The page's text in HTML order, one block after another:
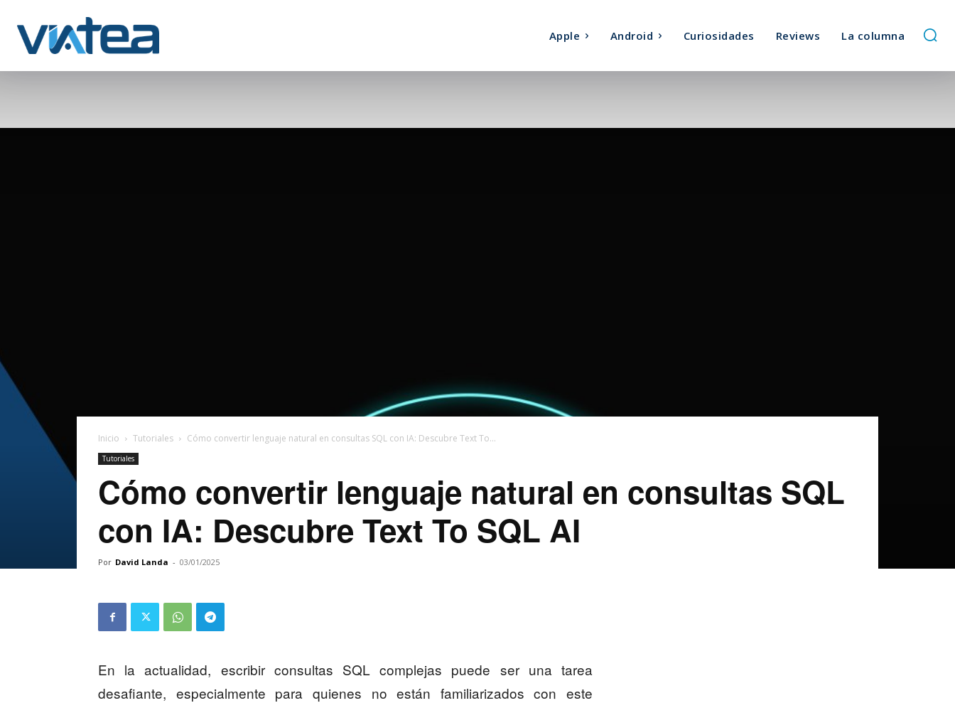
Apple Android Curiosidades Reviews La columna
Inicio Tutoriales Cómo convertir lenguaje natural en consultas SQL con IA: Descubre Text To...
Tutoriales
Cómo convertir lenguaje natural en consultas SQL
con IA: Descubre Text To SQL AI
Por David Landa - 03/01/2025
En la actualidad, escribir consultas SQL complejas puede ser una tarea
desafiante, especialmente para quienes no están familiarizados con este